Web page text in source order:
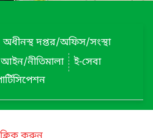
অধীনস্থ দপ্তর/অফিস/সংস্থা
আইন/নীতিমালা
ই-সেবা